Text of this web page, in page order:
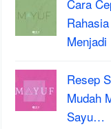
Cara
Resep
Mudah
Sayu…